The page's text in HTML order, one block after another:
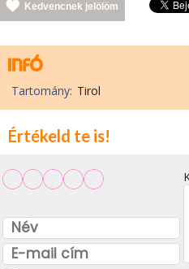
Kedvencnek jelölöm
Tartomány: Tirol
Értékeld te is!